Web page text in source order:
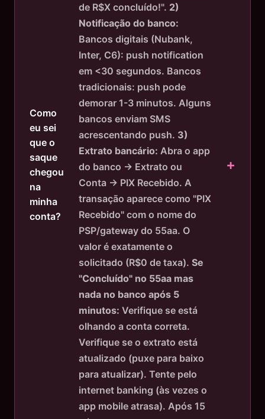
Como
eu sei
que o
saque
chegou
na
minha
conta?
de R$X concluído!". 2)
Notificação do banco:
Bancos digitais (Nubank,
Inter, C6): push notification
em <30 segundos. Bancos
tradicionais: push pode
demorar 1-3 minutos. Alguns
bancos enviam SMS
acrescentando push. 3)
Extrato bancário: Abra o app
do banco → Extrato ou
Conta → PIX Recebido. A
transação aparece como "PIX
Recebido" com o nome do
PSP/gateway do 55aa. O
valor é exatamente o
solicitado (R$0 de taxa). Se
"Concluído" no 55aa mas
nada no banco após 5
minutos: Verifique se está
olhando a conta correta.
Verifique se o extrato está
atualizado (puxe para baixo
para atualizar). Tente pelo
internet banking (às vezes o
app mobile atrasa). Após 15